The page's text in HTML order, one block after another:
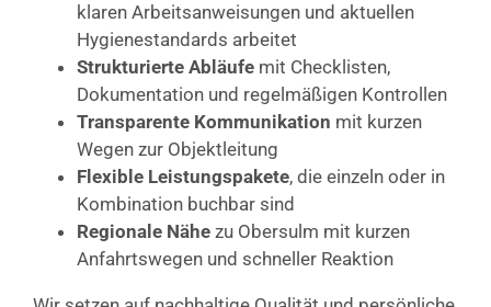
klaren Arbeitsanweisungen und aktuellen
Hygienestandards arbeitet
Strukturierte Abläufemit Checklisten,
Dokumentation und regelmäßigen Kontrollen
Transparente Kommunikation mit kurzen
Wegen zur Objektleitung
Flexible Leistungspakete, die einzeln oder in
Kombination buchbar sind
Regionale Nähezu Obersulm mit kurzen
Anfahrtswegen und schneller Reaktion